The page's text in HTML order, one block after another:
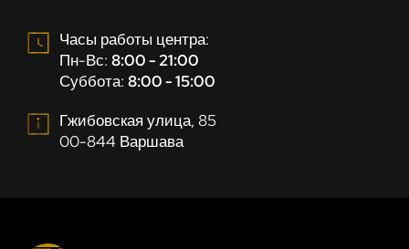
Часы работы центра:
Пн-Вс: 8:00 - 21:00
Суббота: 8:00 - 15:00
Гжибовская улица, 85
00-844 Варшава